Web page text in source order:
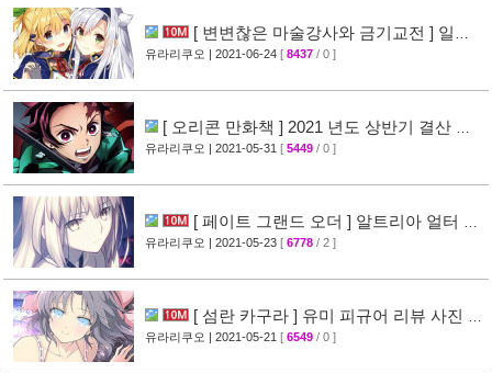
[ 변변찮은 마술강사와 금기교전 ] 일러
스트 화집 공개 [27]
유라리쿠오 | 2021-06-24 [ 8437 / 0 ]
[ 오리콘 만화책 ] 2021 년도 상반기 결산 랭
킹 공개
[31]
유라리쿠오 | 2021-05-31 [ 5449 / 0 ]
[ 페이트 그랜드 오더 ] 알트리아 얼터 피
규어 리뷰 사진 공개 [29]
유라리쿠오 | 2021-05-23 [ 6778 / 2 ]
[ 섬란 카구라 ] 유미 피규어 리뷰 사진 공
개 [31]
유라리쿠오 | 2021-05-21 [ 6549 / 0 ]